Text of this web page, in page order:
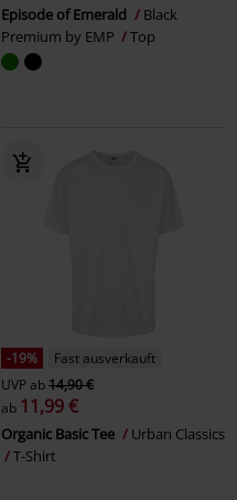
Episode of Emerald
Black
Premium by EMP
Top
-19%
Fast ausverkauft
UVPab14,90 €
ab 11,99 €
Organic Basic Tee
Urban Classics
T-Shirt